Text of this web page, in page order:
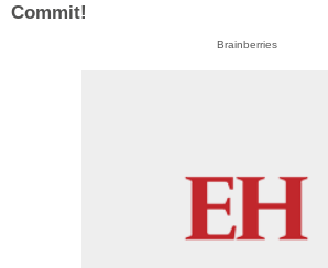
Commit!
Brainberries